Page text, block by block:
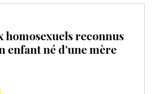
homosexuels reconnus
enfant né d’une mère